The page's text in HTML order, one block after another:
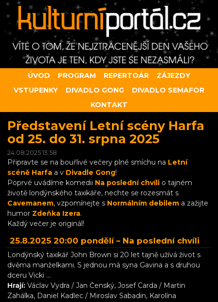
ÚVOD PROGRAM REPERTOÁR
ZÁJEZDY
VSTUPENKY
DIVADLO GONG
DIVADLO SEMAFOR
KONTAKT
Představení Letní scény Harfa
od 25. do 31. srpna 2025
24.08.2025 13:58
Připravte se na bouřlivé večery plné smíchu na Letní
scéně Harfa a v Divadle Gong!
Poprvé uvádíme komedii Na poslední chvíli o tajném
životě londýnského taxikáře, nechte se rozesmát s
Cavemanem, vzpomínejte s Normálním debilem a zažijte
humor Zdeňka Izera.
Každý večer je originál!
25.8.2025 20:00 pondělí – Na poslední chvíli
Londýnský taxikář John Brown si 20 let tajně užívá život s
dvěma manželkami. S jednou má syna Gavina a s druhou
dceru Vicki ...
Hrají: Václav Vydra / Jan Čenský, Josef Carda / Martin
Zahálka, Daniel Kadlec / Miroslav Sabadin, Karolína